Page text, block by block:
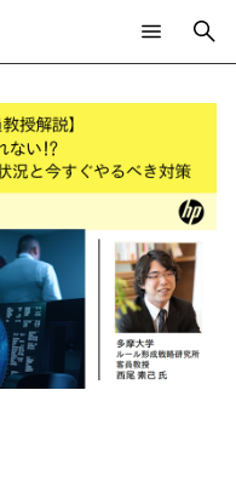
レポート
テーション
ツール）
ます。